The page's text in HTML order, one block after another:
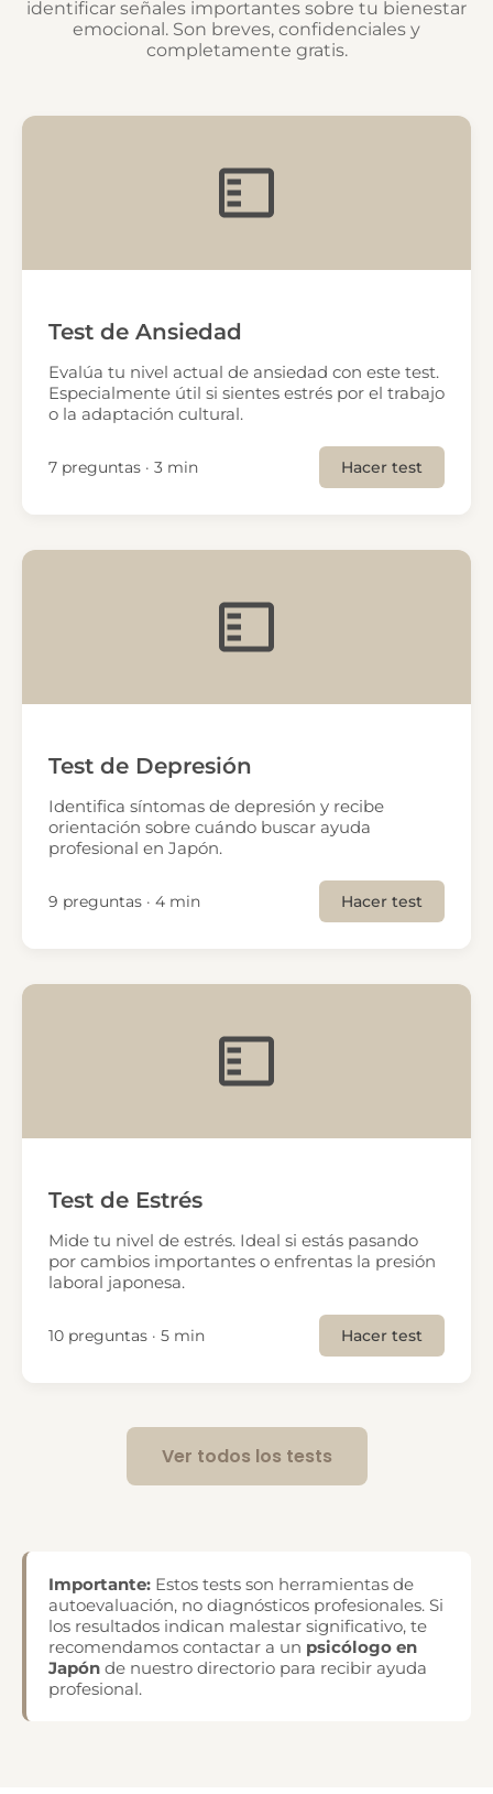
identificar señales importantes sobre tu bienestar
emocional. Son breves, confidenciales y
completamente gratis.
Test de Ansiedad
Evalúa tu nivel actual de ansiedad con este test.
Especialmente útil si sientes estrés por el trabajo
o la adaptación cultural.
7 preguntas · 3 min Hacer test
Test de Depresión
Identifica síntomas de depresión y recibe
orientación sobre cuándo buscar ayuda
profesional en Japón.
9 preguntas · 4 min Hacer test
Test de Estrés
Mide tu nivel de estrés. Ideal si estás pasando
por cambios importantes o enfrentas la presión
laboral japonesa.
10 preguntas · 5 min Hacer test
Ver todos los tests
Importante: Estos tests son herramientas de
autoevaluación, no diagnósticos profesionales. Si
los resultados indican malestar significativo, te
recomendamos contactar a un psicólogo en
Japón de nuestro directorio para recibir ayuda
profesional.